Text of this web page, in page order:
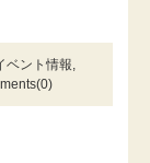
ベント情報